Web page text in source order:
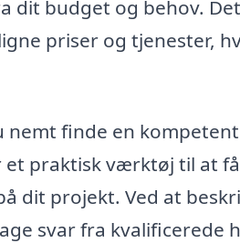
dit budget og behov.
priser og tjenester,
nemt finde en
praktisk værktøj til at
projekt. Ved at
svar fra kvalificerede